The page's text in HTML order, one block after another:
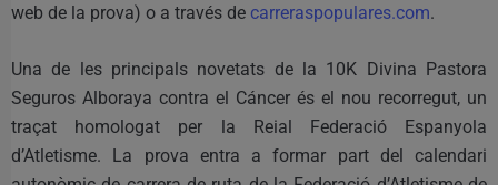
web de la prova) o a través de carreraspopulares.com.
Una de les principals novetats de la 10K Divina Pastora
Seguros Alboraya contra el Cáncer és el nou recorregut, un
traçat homologat per la Reial Federació Espanyola
d’Atletisme. La prova entra a formar part del calendari